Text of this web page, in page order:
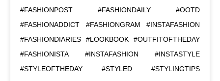
#FASHIONPOST #FASHIONDAILY #OOTD
#FASHIONADDICT #FASHIONGRAM #INSTAFASHION
#FASHIONDIARIES #LOOKBOOK #OUTFITOFTHEDAY
#FASHIONISTA #INSTAFASHION #INSTASTYLE
#STYLEOFTHEDAY #STYLED #STYLINGTIPS